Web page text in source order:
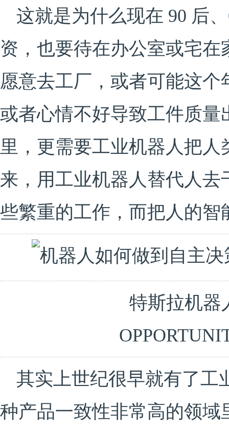
这就是为什么现在 90 后
资，也要待在办公室或宅
愿意去工厂，或者可能这
或者心情不好导致工件质
里，更需要工业机器人把
来，用工业机器人替代人
些繁重的工作，而把人的智
特斯拉机器
其实上世纪很早就有了工
种产品一致性非常高的领